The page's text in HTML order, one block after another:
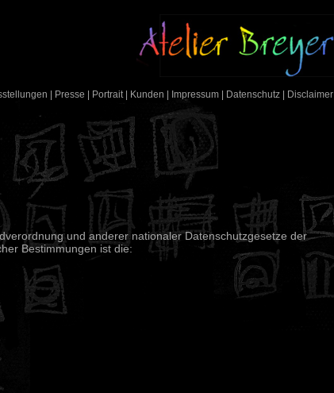
Presse Portrait| Kunden Impressum Datenschutz Disclaimer
und anderer nationaler Datenschutzgesetze der
Bestimmungen ist die: